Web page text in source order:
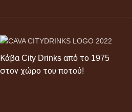
Κάβα City Drinks από το 1975
στον χώρο του ποτού!